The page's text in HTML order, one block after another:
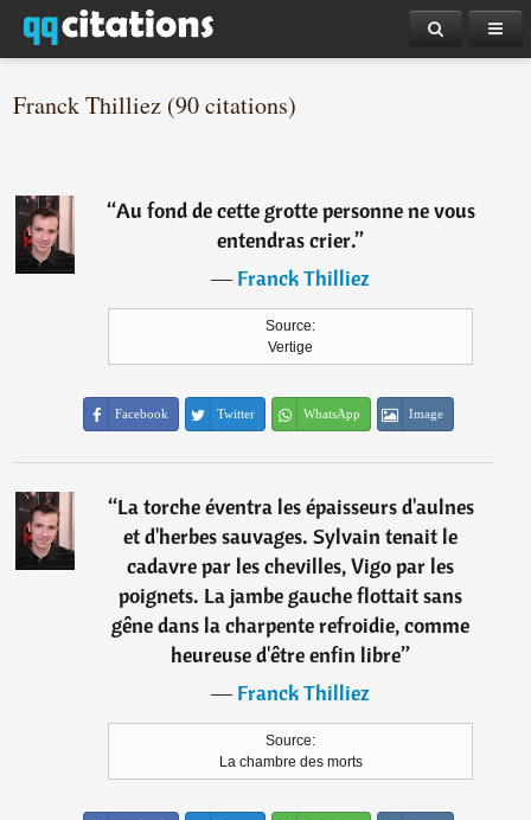
Franck Thilliez (90 citations)
“Au fond de cette grotte personne ne vous
entendras crier.”
―Franck Thilliez
Source:
Vertige
Facebook Twitter WhatsApp Image
“La torche éventra les épaisseurs d'aulnes
et d'herbes sauvages. Sylvain tenait le
cadavre par les chevilles, Vigo par les
poignets. La jambe gauche flottait sans
gêne dans la charpente refroidie, comme
heureuse d'être enfin libre”
―Franck Thilliez
Source:
La chambre des morts